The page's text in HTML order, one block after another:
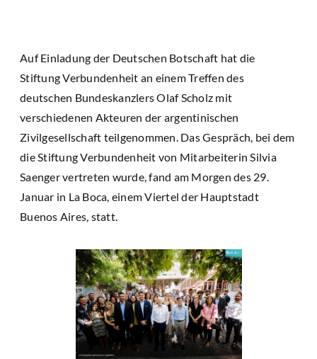
Auf Einladung der Deutschen Botschaft hat die
Stiftung Verbundenheit an einem Treffen des
deutschen Bundeskanzlers Olaf Scholz mit
verschiedenen Akteuren der argentinischen
Zivilgesellschaft teilgenommen. Das Gespräch, bei dem
die Stiftung Verbundenheit von Mitarbeiterin Silvia
Saenger vertreten wurde, fand am Morgen des 29.
Januar in La Boca, einem Viertel der Hauptstadt
Buenos Aires, statt.